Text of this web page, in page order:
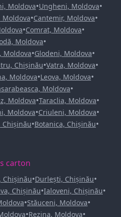
Moldova•Ungheni, Moldova•
Moldova•Cantemir, Moldova•
•Comrat, Moldova•
Moldova•
Moldova•Glodeni, Moldova•
Chișinău•Vatra, Moldova•
Moldova•Leova, Moldova•
Moldova•
Moldova•Taraclia, Moldova•
Moldova•Criuleni, Moldova•
Chișinău•Botanica, Chișinău•
carton
Chișinău•Durlești, Chișinău•
Chișinău•Ialoveni, Chișinău•
•Stăuceni, Moldova•
•Rezina, Moldova•